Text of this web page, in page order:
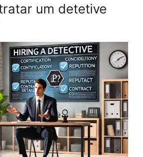
um detetive